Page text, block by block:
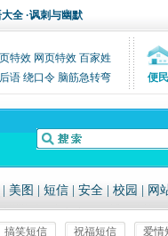
全 ·讽刺与幽默
特效 网页特效 百家姓
语 绕口令 脑筋急转弯 便民
美图 短信 安全 校园 网
搞笑短信 祝福短信 爱情